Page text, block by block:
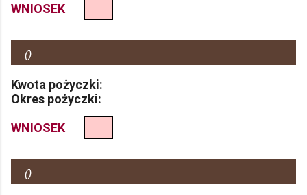
WNIOSEK
()
Kwota pożyczki:
Okres pożyczki:
WNIOSEK
()